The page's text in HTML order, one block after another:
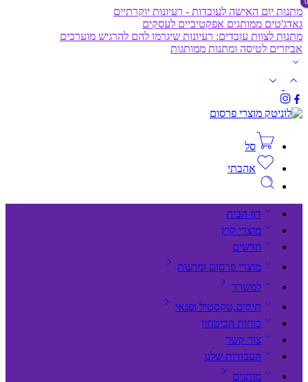
מתנות יום האישה לעובדות - רעיונות יוקרתיים
גאדג'טים ממותגים אפקטיביים לעסקים
מתנות לצוות עובדים: רעיונות שיגרמו להם להרגיש מוערכים
אביזרים לטיסה ומתנות ממותגות
סל
אהבתי
דף הבית
מוצרי קיץ
חדשים
מוצרי פרסום ומתנות
למשרד
תיקים,טקסטיל ופנאי
כוחות הביטחון
צור קשר
העבודות שלנו
מותגים